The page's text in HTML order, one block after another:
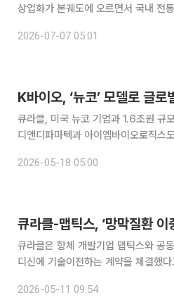
상업화가 본궤도에 오르면서 국내 전
구개발(R&D)과 원료의약품(API)을
2026-07-07 05:01
큐라클, 미국 뉴코 기업과 1.6조원 규
디앤디파마텍과 아이엠바이오로직스도 같은 방식 국내 바이오 기업들이 ‘뉴코(NewCo)’ 전략
구조와 개발 전략, 자금 조달 구조 측
2026-05-18 05:00
큐라클-맵틱스, ‘망막질환
큐라클은 항체 개발기업 맵틱스와 공
디신에 기술이전하는 계약을 체결했다고 11일 밝혔다. 이번 계약에
9억8750만달러를 포함해 최대 10
2026-05-11 09:54